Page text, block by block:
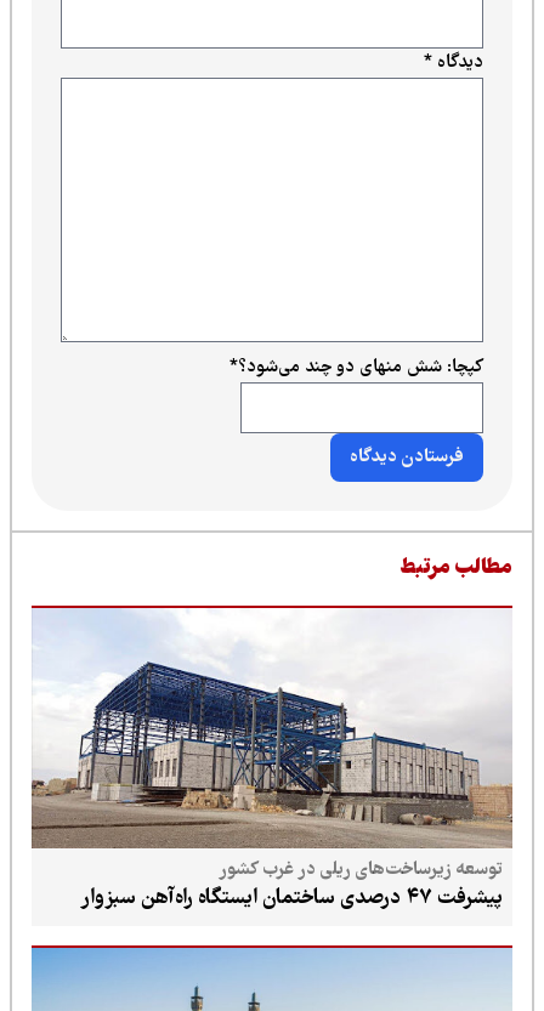
دیدگاه*
کپچا: شش منهای دو چند می‌شود؟*
مرتبط
توسعه زیرساخت‌های ریلی در غرب کشور
پیشرفت ۴۷ درصدی ساختمان ایستگاه راه‌آهن سبزوار